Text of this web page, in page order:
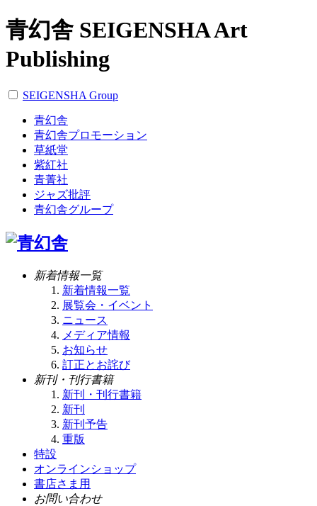
青幻舎 SEIGENSHA Art
Publishing
SEIGENSHA Group
青幻舎
青幻舎プロモーション
草紙堂
紫紅社
青菁社
ジャズ批評
青幻舎グループ
新着情報一覧
新着情報一覧
展覧会・イベント
ニュース
メディア情報
お知らせ
訂正とお詫び
新刊・刊行書籍
新刊・刊行書籍
新刊
新刊予告
重版
特設
オンラインショップ
書店さま用
お問い合わせ